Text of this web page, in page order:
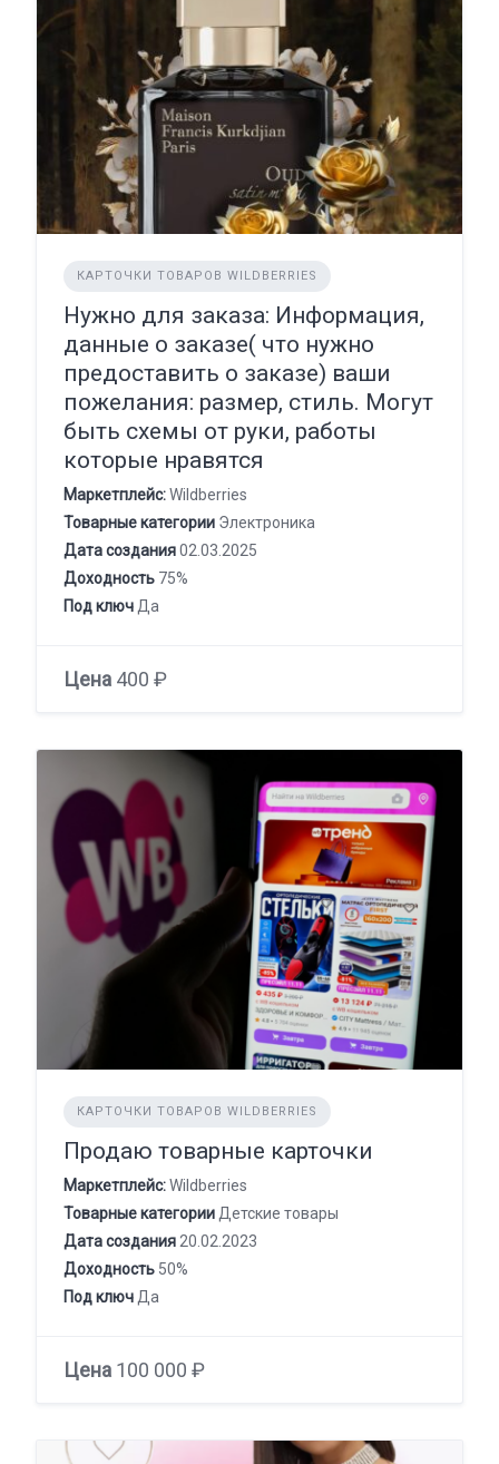
КАРТОЧКИ ТОВАРОВ WILDBERRIES
Нужно для заказа: Информация,
данные о заказе( что нужно
предоставить о заказе) ваши
пожелания: размер, стиль. Могут
быть схемы от руки, работы
которые нравятся
Маркетплейс:Wildberries
Товарные категории Электроника
Дата создания02.03.2025
Доходность 75%
Под ключДа
Цена 400 ₽
КАРТОЧКИ ТОВАРОВ WILDBERRIES
Продаю товарные карточки
Маркетплейс:Wildberries
Товарные категории Детские товары
Дата создания 20.02.2023
Доходность 50%
Под ключ Да
Цена 100 000 ₽